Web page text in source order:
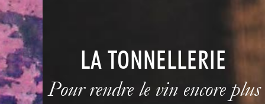
LA TONNELLERIE
Pour rendre le vin encore plus